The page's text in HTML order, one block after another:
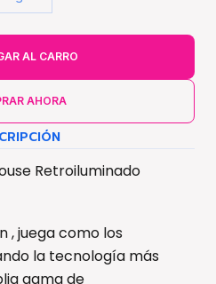
AL CARRO
AHORA
Retroiluminado
, juega como los
la tecnología más
gama de